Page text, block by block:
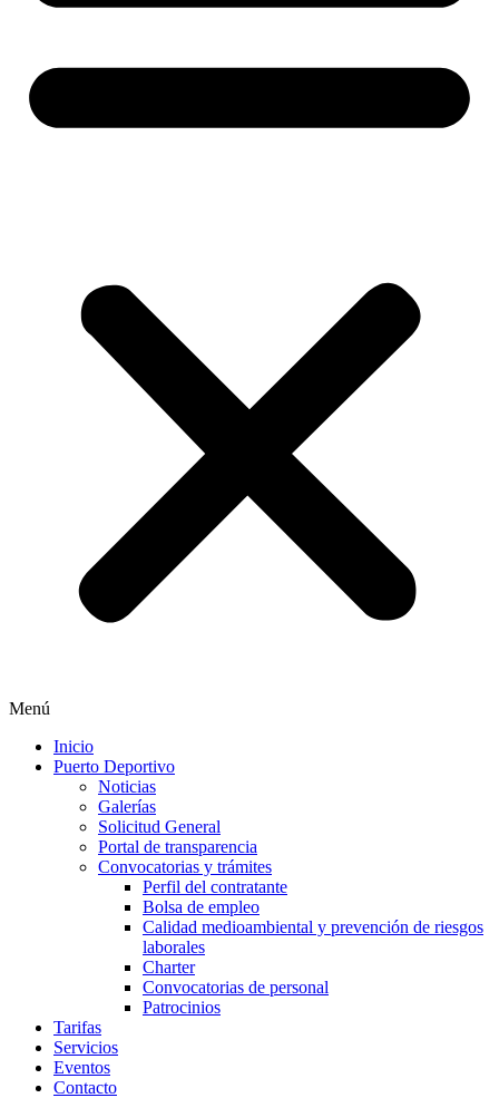
Menú
Inicio
Puerto Deportivo
Noticias
Galerías
Solicitud General
Portal de transparencia
Convocatorias y trámites
Perfil del contratante
Bolsa de empleo
Calidad medioambiental y prevención de riesgos
laborales
Charter
Convocatorias de personal
Patrocinios
Tarifas
Servicios
Eventos
Contacto